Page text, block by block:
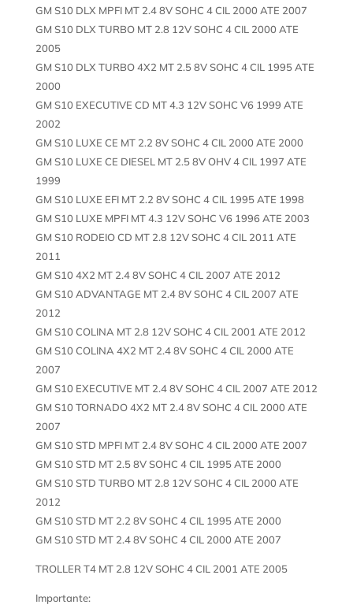
GM S10 DLX MPFI MT 2.4 8V SOHC 4 CIL 2000 ATE 2007
GM S10 DLX TURBO MT 2.8 12V SOHC 4 CIL 2000 ATE
2005
GM S10 DLX TURBO 4X2 MT 2.5 8V SOHC 4 CIL 1995 ATE
2000
GM S10 EXECUTIVE CD MT 4.3 12V SOHC V6 1999 ATE
2002
GM S10 LUXE CE MT 2.2 8V SOHC 4 CIL 2000 ATE 2000
GM S10 LUXE CE DIESEL MT 2.5 8V OHV 4 CIL 1997 ATE
1999
GM S10 LUXE EFI MT 2.2 8V SOHC 4 CIL 1995 ATE 1998
GM S10 LUXE MPFI MT 4.3 12V SOHC V6 1996 ATE 2003
GM S10 RODEIO CD MT 2.8 12V SOHC 4 CIL 2011 ATE
2011
GM S10 4X2 MT 2.4 8V SOHC 4 CIL 2007 ATE 2012
GM S10 ADVANTAGE MT 2.4 8V SOHC 4 CIL 2007 ATE
2012
GM S10 COLINA MT 2.8 12V SOHC 4 CIL 2001 ATE 2012
GM S10 COLINA 4X2 MT 2.4 8V SOHC 4 CIL 2000 ATE
2007
GM S10 EXECUTIVE MT 2.4 8V SOHC 4 CIL 2007 ATE 2012
GM S10 TORNADO 4X2 MT 2.4 8V SOHC 4 CIL 2000 ATE
2007
GM S10 STD MPFI MT 2.4 8V SOHC 4 CIL 2000 ATE 2007
GM S10 STD MT 2.5 8V SOHC 4 CIL 1995 ATE 2000
GM S10 STD TURBO MT 2.8 12V SOHC 4 CIL 2000 ATE
2012
GM S10 STD MT 2.2 8V SOHC 4 CIL 1995 ATE 2000
GM S10 STD MT 2.4 8V SOHC 4 CIL 2000 ATE 2007
TROLLER T4 MT 2.8 12V SOHC 4 CIL 2001 ATE 2005
Importante: